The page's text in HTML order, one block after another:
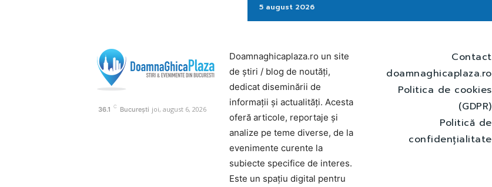
5 august 2026
36.1 C București joi, august 6, 2026
Doamnaghicaplaza.ro un site
de știri / blog de noutăți,
dedicat diseminării de
informații și actualități. Acesta
oferă articole, reportaje și
analize pe teme diverse, de la
evenimente curente la
subiecte specifice de interes.
Este un spațiu digital pentru
Contact
doamnaghicaplaza.ro
Politica de cookies
(GDPR)
Politică de
confidențialitate